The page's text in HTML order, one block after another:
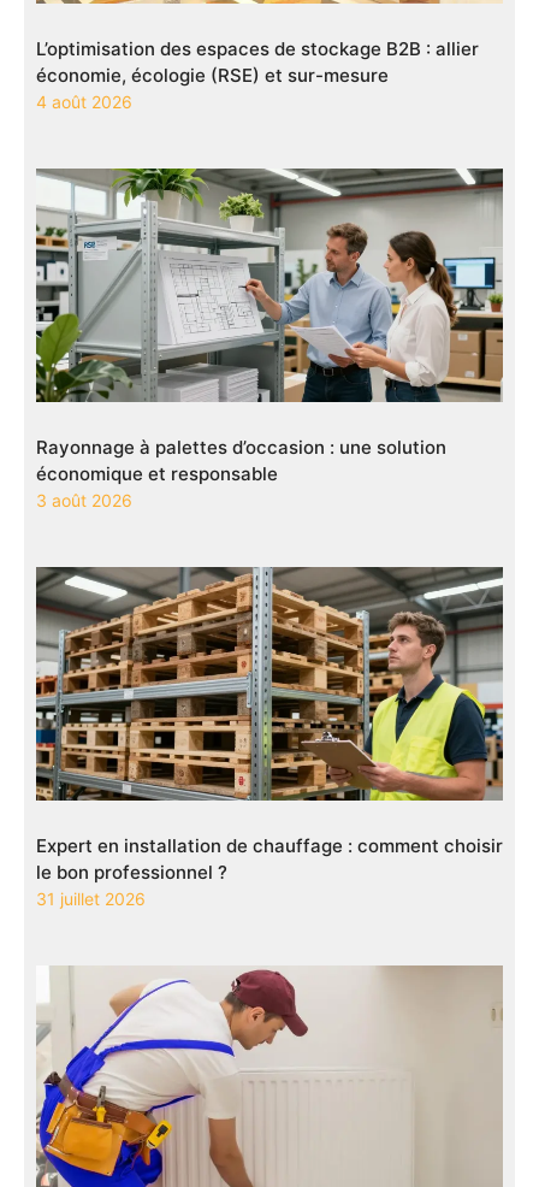
L’optimisation des espaces de stockage B2B : allier
économie, écologie (RSE) et sur-mesure
4 août 2026
Rayonnage à palettes d’occasion : une solution
économique et responsable
3 août 2026
Expert en installation de chauffage : comment choisir
le bon professionnel ?
31 juillet 2026